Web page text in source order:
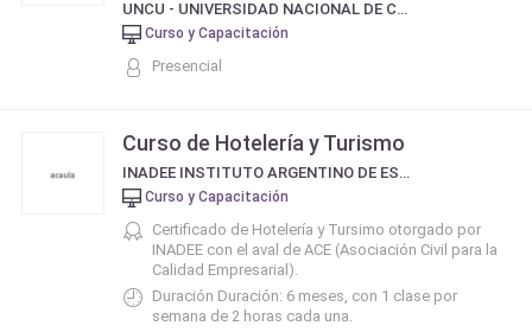
UNCU - UNIVERSIDAD NACIONAL DE CUYO
Curso y Capacitación
Presencial
Curso de Hotelería y Turismo
INADEE INSTITUTO ARGENTINO DE ESTUDIOS EMPRESARIALES
Curso y Capacitación
Certificado de Hotelería y Tursimo otorgado por
INADEE con el aval de ACE (Asociación Civil para la
Calidad Empresarial).
Duración Duración: 6 meses, con 1 clase por
semana de 2 horas cada una.